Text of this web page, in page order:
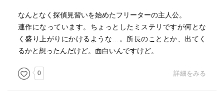
なんとなく探偵見習いを始めたフリーターの主人公。
連作になっています。ちょっとしたミステリですが何とな
く盛り上がりにかけるような…。所長のこととか、出てく
るかと想ったんだけど。面白いんですけど。
0 詳細をみる